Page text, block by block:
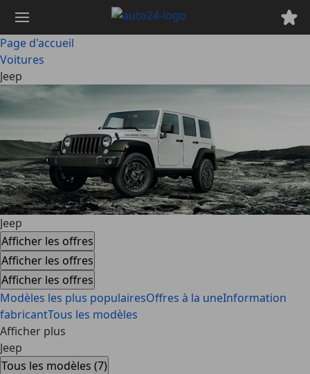
contenu
principal
Page d'accueil
Voitures
Jeep
Jeep
Afficher les offres
Afficher les offres
Afficher les offres
Modèles les plus populairesOffres à la uneInformation
fabricantTous les modèles
Afficher plus
Jeep
Tous les modèles (7)